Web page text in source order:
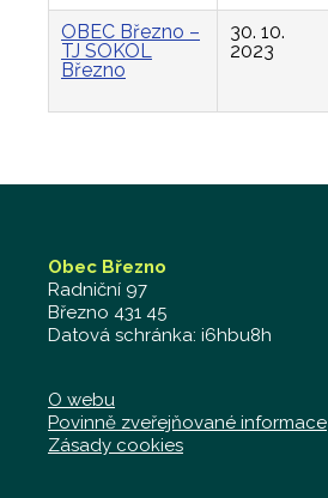
OBEC Březno –
TJ SOKOL
Březno
30. 10.
2023
Obec Březno
Radniční 97
Březno 431 45
Datová schránka: i6hbu8h
O webu
Povinně zveřejňované informace
Zásady cookies